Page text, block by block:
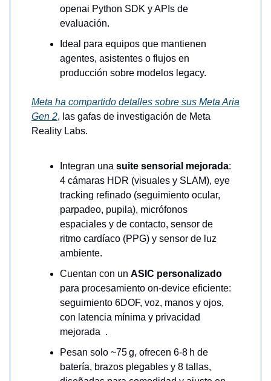
openai Python SDK y APIs de
evaluación.
Ideal para equipos que mantienen
agentes, asistentes o flujos en
producción sobre modelos legacy.
Meta ha compartido detalles sobre sus Meta Aria
Gen 2, las gafas de investigación de Meta
Reality Labs.
Integran una suite sensorial mejorada:
4 cámaras HDR (visuales y SLAM), eye
tracking refinado (seguimiento ocular,
parpadeo, pupila), micrófonos
espaciales y de contacto, sensor de
ritmo cardíaco (PPG) y sensor de luz
ambiente.
Cuentan con un ASIC personalizado
para procesamiento on‑device eficiente:
seguimiento 6DOF, voz, manos y ojos,
con latencia mínima y privacidad
mejorada .
Pesan solo ~75 g, ofrecen 6‑8 h de
batería, brazos plegables y 8 tallas,